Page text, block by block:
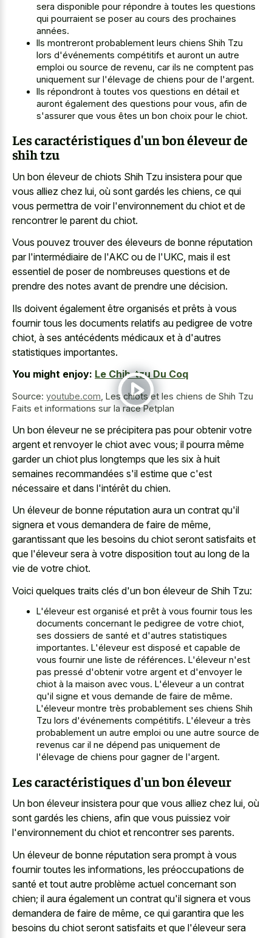
sera disponible pour répondre à toutes les questions
qui pourraient se poser au cours des prochaines
années.
Ils montreront probablement leurs chiens Shih Tzu
lors d'événements compétitifs et auront un autre
emploi ou source de revenu, car ils ne comptent pas
uniquement sur l'élevage de chiens pour de l'argent.
Ils répondront à toutes vos questions en détail et
auront également des questions pour vous, afin de
s'assurer que vous êtes un bon choix pour le chiot.
Les caractéristiques d'un bon éleveur de
shih tzu
Un bon éleveur de chiots Shih Tzu insistera pour que
vous alliez chez lui, où sont gardés les chiens, ce qui
vous permettra de voir l'environnement du chiot et de
rencontrer le parent du chiot.
Vous pouvez trouver des éleveurs de bonne réputation
par l'intermédiaire de l'AKC ou de l'UKC, mais il est
essentiel de poser de nombreuses questions et de
prendre des notes avant de prendre une décision.
Ils doivent également être organisés et prêts à vous
fournir tous les documents relatifs au pedigree de votre
chiot, à ses antécédents médicaux et à d'autres
statistiques importantes.
You might enjoy: Le Chih-tzu Du Coq
Source: youtube.com Les chiots et les chiens de Shih Tzu
Faits et informations sur la race Petplan
Un bon éleveur ne se précipitera pas pour obtenir votre
argent et renvoyer le chiot avec vous; il pourra même
garder un chiot plus longtemps que les six à huit
semaines recommandées s'il estime que c'est
nécessaire et dans l'intérêt du chien.
Un éleveur de bonne réputation aura un contrat qu'il
signera et vous demandera de faire de même,
garantissant que les besoins du chiot seront satisfaits et
que l'éleveur sera à votre disposition tout au long de la
vie de votre chiot.
Voici quelques traits clés d'un bon éleveur de Shih Tzu:
L'éleveur est organisé et prêt à vous fournir tous les
documents concernant le pedigree de votre chiot,
ses dossiers de santé et d'autres statistiques
importantes. L'éleveur est disposé et capable de
vous fournir une liste de références. L'éleveur n'est
pas pressé d'obtenir votre argent et d'envoyer le
chiot à la maison avec vous. L'éleveur a un contrat
qu'il signe et vous demande de faire de même.
L'éleveur montre très probablement ses chiens Shih
Tzu lors d'événements compétitifs. L'éleveur a très
probablement un autre emploi ou une autre source de
revenus car il ne dépend pas uniquement de
l'élevage de chiens pour gagner de l'argent.
Les caractéristiques d'un bon éleveur
Un bon éleveur insistera pour que vous alliez chez lui, où
sont gardés les chiens, afin que vous puissiez voir
l'environnement du chiot et rencontrer ses parents.
Un éleveur de bonne réputation sera prompt à vous
fournir toutes les informations, les préoccupations de
santé et tout autre problème actuel concernant son
chien; il aura également un contrat qu'il signera et vous
demandera de faire de même, ce qui garantira que les
besoins du chiot seront satisfaits et que l'éleveur sera